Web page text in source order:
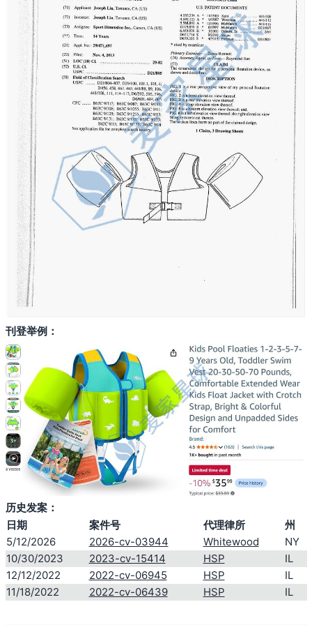
刊登举例：
历史发案：
日期
案件号 代理律所
州
5/12/2026
2026-cv-03944 Whitewood
NY
10/30/2023
2023-cv-15414 HSP
IL
12/12/2022
2022-cv-06945 HSP
IL
11/18/2022
2022-cv-06439 HSP IL